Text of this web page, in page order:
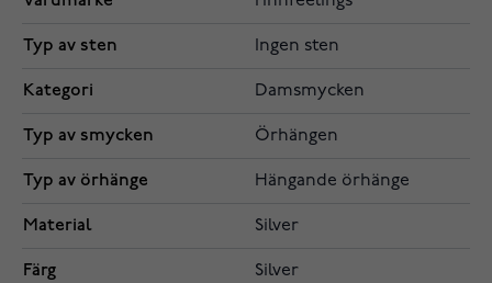
Typ av sten Ingen sten
Kategori Damsmycken
Typ av smycken Örhängen
Typ av örhänge Hängande örhänge
Material Silver
Färg Silver